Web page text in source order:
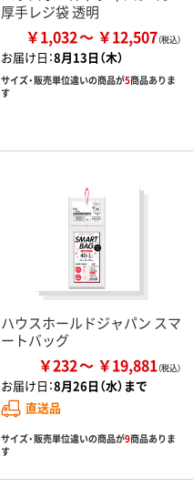
厚手レジ袋 透明
￥1,032 ￥12,507
お届け日：8月13日（木）
サイズ・販売単位違いの商品が5商品ありま
す
ハウスホールドジャパン スマ
ートバッグ
￥232 ￥19,881
お届け日：8月26日（水）まで
直送品
サイズ・販売単位違いの商品が9商品ありま
す